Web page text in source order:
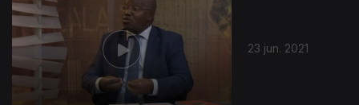
23 jun. 2021